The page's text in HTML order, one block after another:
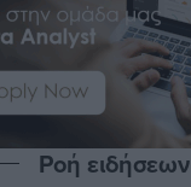
Ροή ειδήσεων